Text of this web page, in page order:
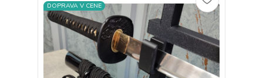
DOPRAVA V CENE